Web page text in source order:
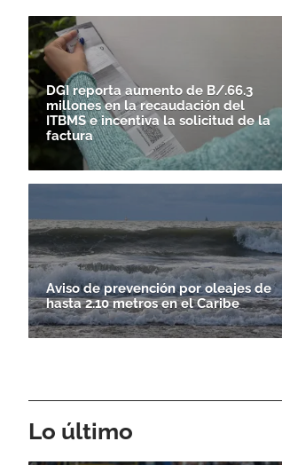
DGI reporta aumento de B/.66.3
millones en la recaudación del
ITBMS e incentiva la solicitud de la
factura
Aviso de prevención por oleajes de
hasta 2.10 metros en el Caribe
Lo último